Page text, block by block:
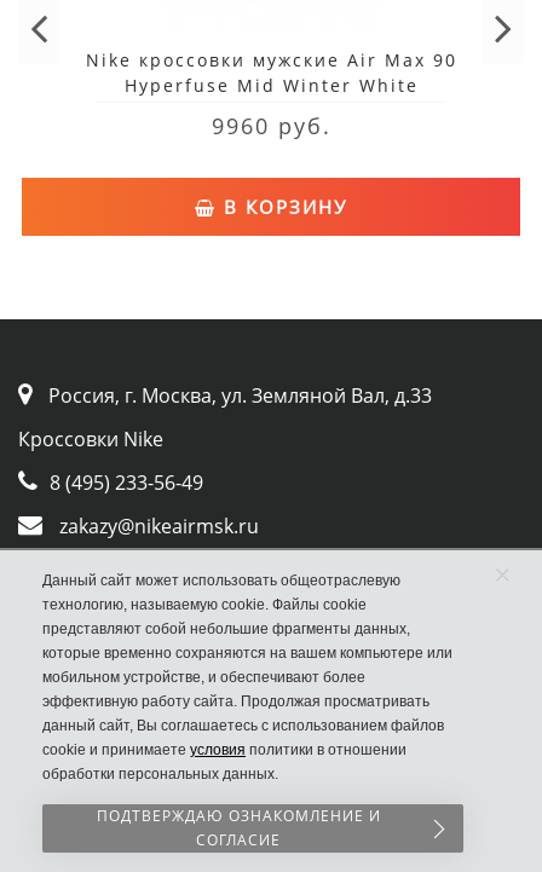
Nike кроссовки мужские Air Max 90
Hyperfuse Mid Winter White
9960 руб.
В КОРЗИНУ
Россия, г. Москва, ул. Земляной Вал, д.33
Кроссовки Nike
8 (495) 233-56-49
zakazy@nikeairmsk.ru
Whatsapp
Viber
Наш сайт НЕ является официальным сайтом
Nike
Данный сайт может использовать общеотраслевую
технологию, называемую cookie. Файлы cookie
представляют собой небольшие фрагменты данных,
которые временно сохраняются на вашем компьютере или
мобильном устройстве, и обеспечивают более
эффективную работу сайта. Продолжая просматривать
данный сайт, Вы соглашаетесь с использованием файлов
cookie и принимаете условия политики в отношении
обработки персональных данных.
×
ПОДТВЕРЖДАЮ ОЗНАКОМЛЕНИЕ И
СОГЛАСИЕ